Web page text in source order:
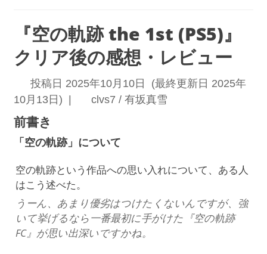
『空の軌跡 the 1st (PS5)』
クリア後の感想・レビュー
投稿日 2025年10月10日 (最終更新日 2025年
10月13日) |
clvs7 / 有坂真雪
前書き
「空の軌跡」について
空の軌跡という作品への思い入れについて、ある人
はこう述べた。
うーん、あまり優劣はつけたくないんですが、強
いて挙げるなら一番最初に手がけた『空の軌跡
FC』が思い出深いですかね。